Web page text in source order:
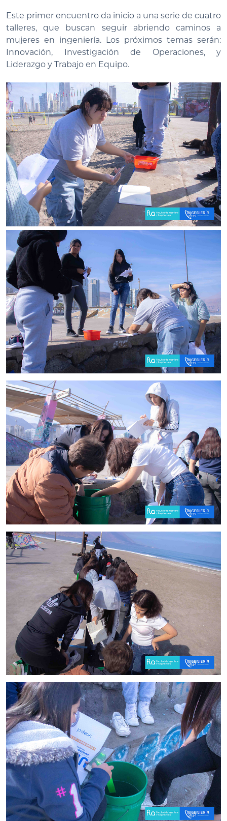
Este primer encuentro da inicio a una serie de cuatro
talleres, que buscan seguir abriendo caminos a
mujeres en ingeniería. Los próximos temas serán:
Innovación, Investigación de Operaciones, y
Liderazgo y Trabajo en Equipo.